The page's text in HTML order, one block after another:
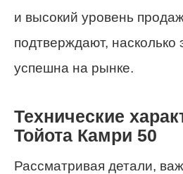
и высокий уровень
подтверждают,
успешна на рынке.
Технические
Тойота Камри 50
Рассматривая детали,